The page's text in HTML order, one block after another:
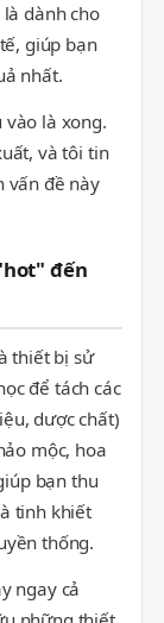
dành cho
giúp bạn
nhất.
vào là xong.
và tôi tin
vấn đề này
đến
thiết bị sử
để tách các
dược chất)
mộc, hoa
bạn thu
tinh khiết
thống.
ngay cả